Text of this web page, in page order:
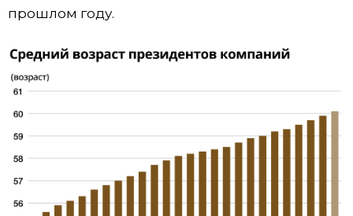
прошлом году.